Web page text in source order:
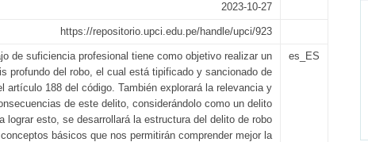
2023-10-27
https://repositorio.upci.edu.pe/handle/upci/923
de suficiencia profesional tiene como objetivo realizar un
profundo del robo, el cual está tipificado y sancionado de
artículo 188 del código. También explorará la relevancia y
de este delito, considerándolo como un delito
lograr esto, se desarrollará la estructura del delito de robo
básicos que nos permitirán comprender mejor la
es_ES